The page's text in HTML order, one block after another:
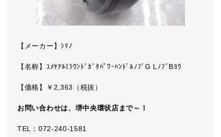
【メーカー】ｼﾏﾉ
【名称】ﾕﾒﾔｱﾙﾐﾗｳﾝﾄﾞｶﾞﾀﾊﾟﾜｰﾊﾝﾄﾞﾙﾉﾌﾞG LﾉﾌﾞBﾖｳ
【価格】￥2,363（税抜）
お問い合わせは、堺中央環状店まで～！
TEL：072-240-1581